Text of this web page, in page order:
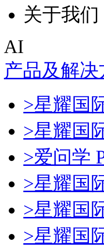
关于我们
AI
产品及解决
>星耀国
>星耀国
>爱问学
>星耀国
>星耀国
>星耀国